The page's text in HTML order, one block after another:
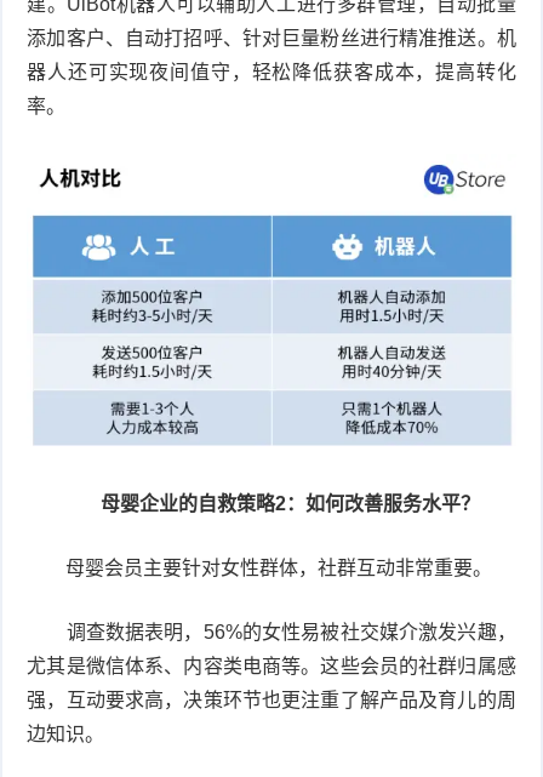
添加客户、自动打招呼、针对巨量粉丝进行精准推送。机
器人还可实现夜间值守，轻松降低获客成本，提高转化
率。
母婴企业的自救策略2：如何改善服务水平？
母婴会员主要针对女性群体，社群互动非常重要。
调查数据表明，56%的女性易被社交媒介激发兴趣，
尤其是微信体系、内容类电商等。这些会员的社群归属感
强，互动要求高，决策环节也更注重了解产品及育儿的周
边知识。